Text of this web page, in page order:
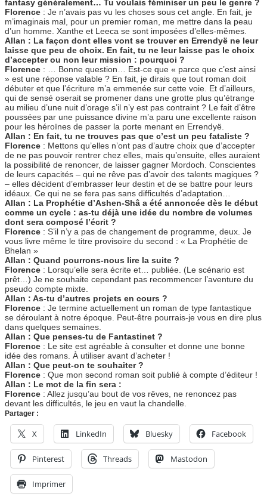
fantasy généralement… Tu voulais féminiser un peu le genre ?
Florence : Je n’avais pas vu les choses sous cet angle. En fait, je
m’imaginais mal, pour un premier roman, me mettre dans la peau
d’un homme. Xanthe et Leeca se sont imposées d’elles-mêmes.
Allan : La façon dont elles vont se trouver en Errendyë ne leur
laisse que peu de choix. En fait, tu ne leur laisse pas le choix
d’accepter ou non leur mission : pourquoi ?
Florence : … Bonne question… Est-ce que « parce que c’est ainsi
» est une réponse valable ? En fait, je dirais que tout roman doit
débuter et que l’écriture m’a emmenée sur cette voie. Et d’ailleurs,
qui de sensé oserait se promener dans une grotte plus qu’étrange
au milieu d’une nuit d’orage s’il n’y est pas contraint ? Le fait d’être
poussées par une puissance divine m’a paru une excellente raison
pour les héroïnes de passer la porte menant en Errendyë.
Allan : En fait, tu ne trouves pas que c’est un peu fataliste ?
Florence : Mettons qu’elles n’ont pas d’autre choix que d’accepter
de ne pas pouvoir rentrer chez elles, mais qu’ensuite, elles auraient
la possibilité de renoncer, de laisser gagner Mordoch. Conscientes
de leurs capacités – qui ne rêve pas d’avoir des talents magiques ?
– elles décident d’embrasser leur destin et de se battre pour leurs
idéaux. Ce qui ne se fera pas sans difficultés d’adaptation…
Allan : La Prophétie d’Ashen-Shâ a été annoncée dès le début
comme un cycle : as-tu déjà une idée du nombre de volumes
dont sera composé l’écrit ?
Florence : S’il n’y a pas de changement de programme, deux. Je
vous livre même le titre provisoire du second : « La Prophétie de
Bhelan »
Allan : Quand pourrons-nous lire la suite ?
Florence : Lorsqu’elle sera écrite et… publiée. (Le scénario est
prêt…) Je ne souhaite cependant pas recommencer l’aventure du
pseudo compte mixte.
Allan : As-tu d’autres projets en cours ?
Florence : Je termine actuellement un roman de type fantastique
se déroulant à notre époque. Peut-être pourrais-je vous en dire plus
dans quelques semaines.
Allan : Que penses-tu de Fantastinet ?
Florence : Le site est agréable à consulter et donne une bonne
idée des romans. À utiliser avant d’acheter !
Allan : Que peut-on te souhaiter ?
Florence : Que mon second roman soit publié à compte d’éditeur !
Allan : Le mot de la fin sera :
Florence : Allez jusqu’au bout de vos rêves, ne renoncez pas
devant les difficultés, le jeu en vaut la chandelle.
Partager :
X LinkedIn Bluesky Facebook
Pinterest Threads Mastodon
Imprimer